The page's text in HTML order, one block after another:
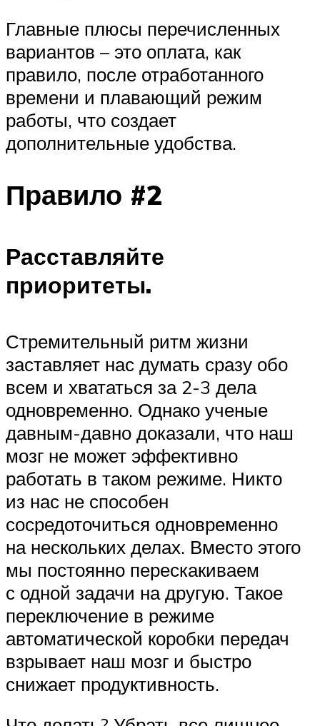
Главные плюсы перечисленных
вариантов – это оплата, как
правило, после отработанного
времени и плавающий режим
работы, что создает
дополнительные удобства.
Правило #2
Расставляйте
приоритеты.
Стремительный ритм жизни
заставляет нас думать сразу обо
всем и хвататься за 2-3 дела
одновременно. Однако ученые
давным-давно доказали, что наш
мозг не может эффективно
работать в таком режиме. Никто
из нас не способен
сосредоточиться одновременно
на нескольких делах. Вместо этого
мы постоянно перескакиваем
с одной задачи на другую. Такое
переключение в режиме
автоматической коробки передач
взрывает наш мозг и быстро
снижает продуктивность.